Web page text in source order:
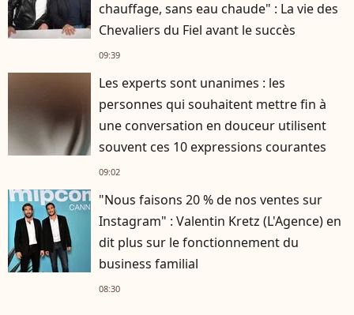
chauffage, sans eau chaude" : La vie des
Chevaliers du Fiel avant le succès
09:39
Les experts sont unanimes : les
personnes qui souhaitent mettre fin à
une conversation en douceur utilisent
souvent ces 10 expressions courantes
09:02
"Nous faisons 20 % de nos ventes sur
Instagram" : Valentin Kretz (L'Agence) en
dit plus sur le fonctionnement du
business familial
08:30